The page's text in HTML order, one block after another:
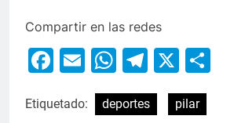
Compartir en las redes
Facebook
EmailWhatsApp
Telegram
X
Etiquetado: deportes pilar